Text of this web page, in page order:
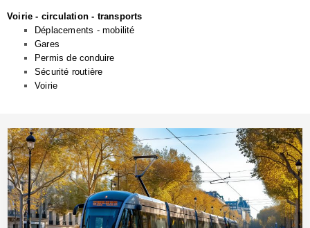
Voirie - circulation - transports
Déplacements - mobilité
Gares
Permis de conduire
Sécurité routière
Voirie